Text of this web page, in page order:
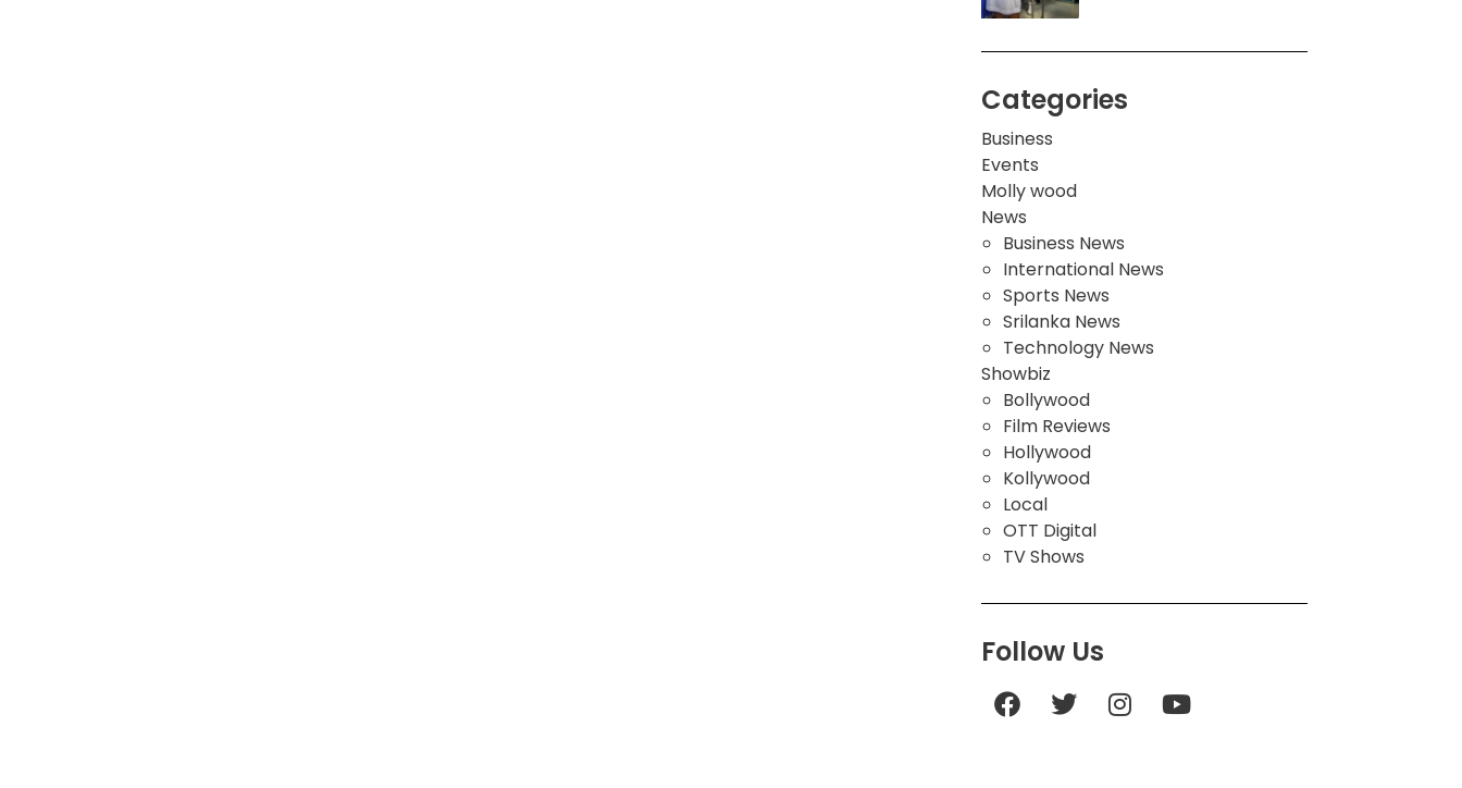
Categories
Business
Events
Molly wood
News
Business News
International News
Sports News
Srilanka News
Technology News
Showbiz
Bollywood
Film Reviews
Hollywood
Kollywood
Local
OTT Digital
TV Shows
Follow Us